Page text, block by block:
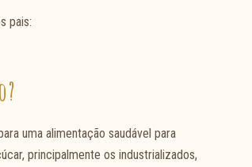
pais:
uma alimentação saudável para
principalmente os industrializados,